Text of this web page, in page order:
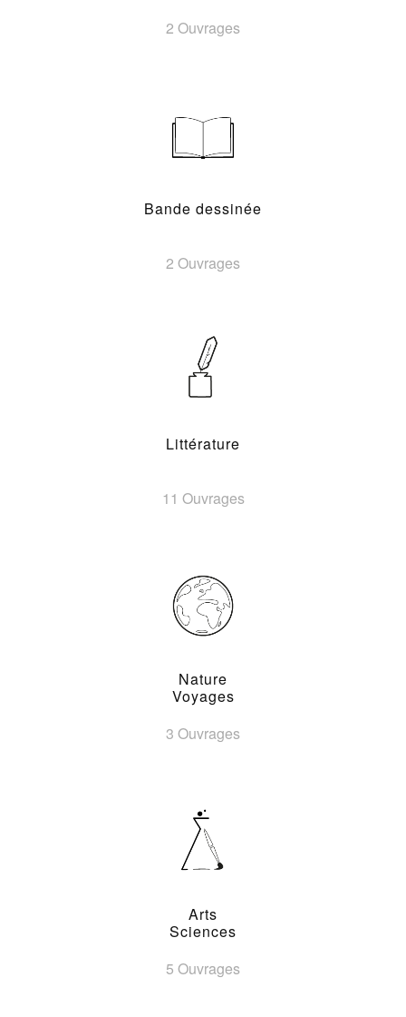
2 Ouvrages
Bande dessinée
2 Ouvrages
Littérature
11 Ouvrages
Nature
Voyages
3 Ouvrages
Arts
Sciences
5 Ouvrages